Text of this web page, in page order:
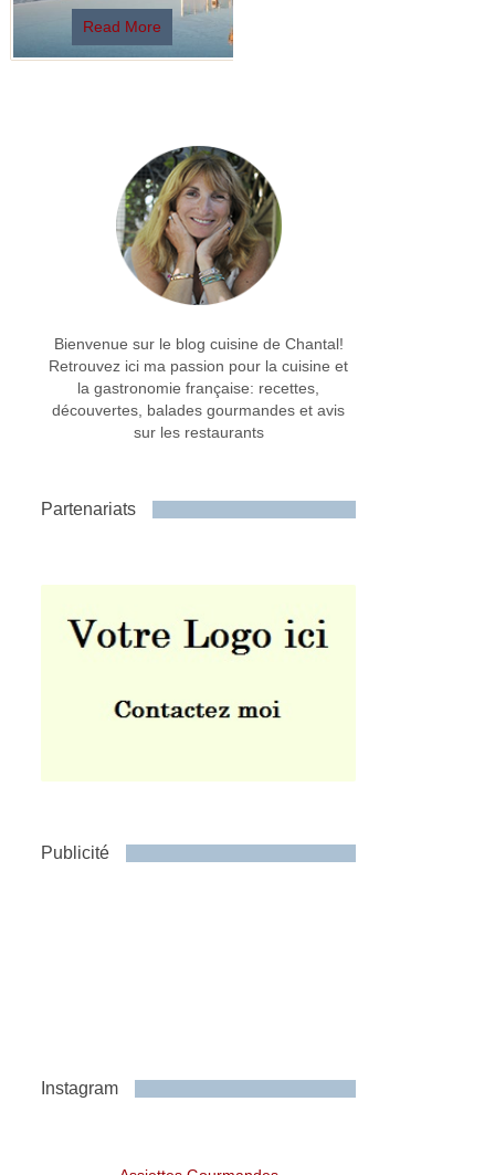
Read More
Bienvenue sur le blog cuisine de Chantal!
Retrouvez ici ma passion pour la cuisine et
la gastronomie française: recettes,
découvertes, balades gourmandes et avis
sur les restaurants
Partenariats
Publicité
Instagram